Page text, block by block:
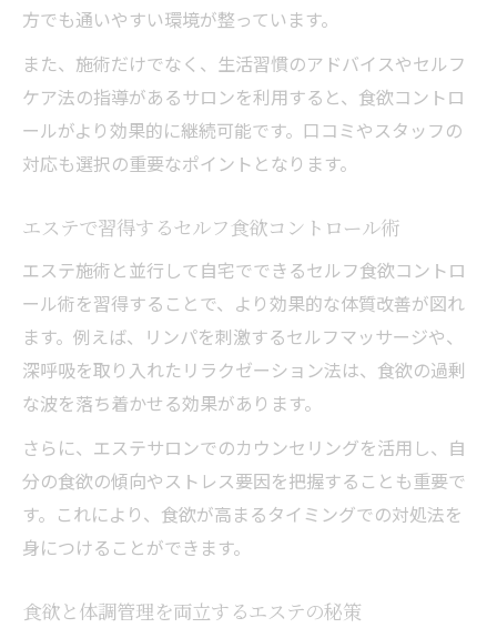
方でも通いやすい環境が整っています。
また、施術だけでなく、生活習慣のアドバイスやセルフ
ケア法の指導があるサロンを利用すると、食欲コントロ
ールがより効果的に継続可能です。口コミやスタッフの
対応も選択の重要なポイントとなります。
エステで習得するセルフ食欲コントロール術
エステ施術と並行して自宅でできるセルフ食欲コントロ
ール術を習得することで、より効果的な体質改善が図れ
ます。例えば、リンパを刺激するセルフマッサージや、
深呼吸を取り入れたリラクゼーション法は、食欲の過剰
な波を落ち着かせる効果があります。
さらに、エステサロンでのカウンセリングを活用し、自
分の食欲の傾向やストレス要因を把握することも重要で
す。これにより、食欲が高まるタイミングでの対処法を
身につけることができます。
食欲と体調管理を両立するエステの秘策